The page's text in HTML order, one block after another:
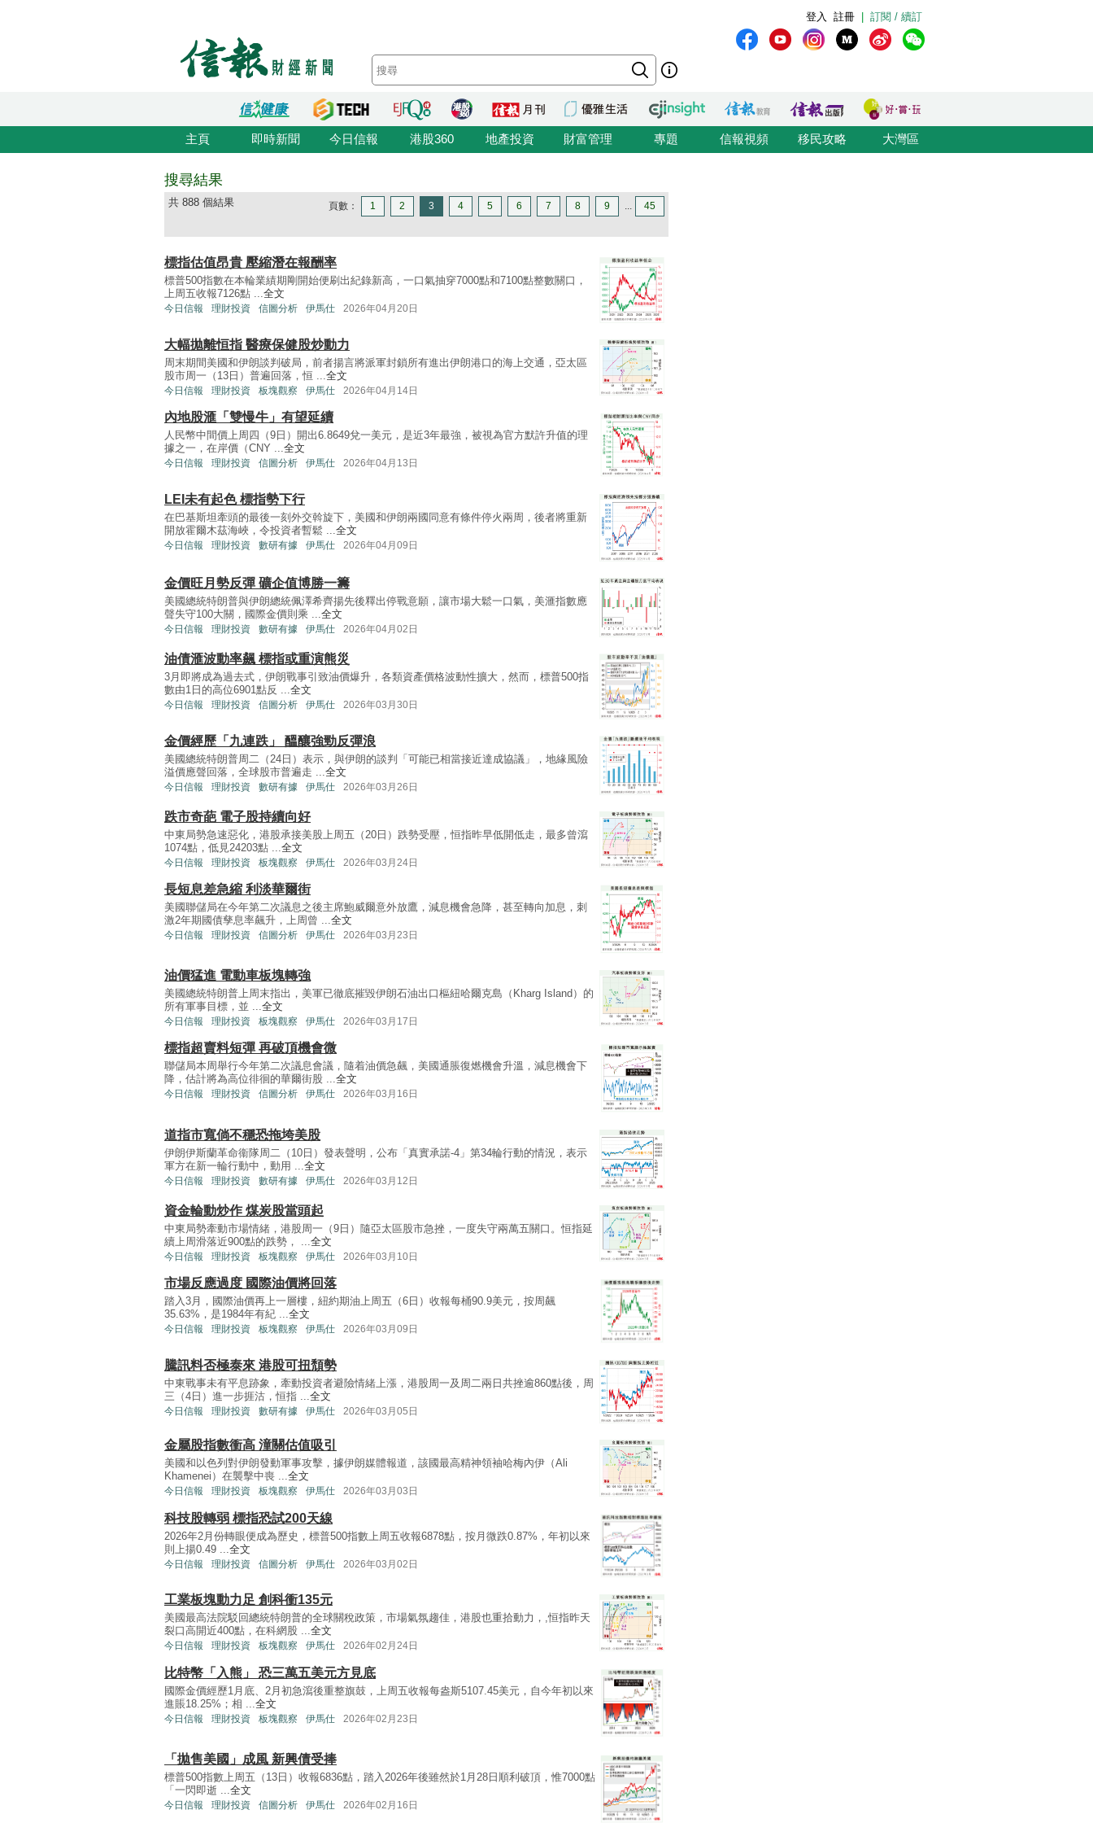
訂閱 / 續訂
註冊
登入
主頁 即時新聞 今日信報 港股360 地產投資 財富管理 專題 信報視頻 移民攻略 大灣區
搜尋結果
共 888 個結果 頁數： 1 2 3 4 5 6 7 8 9 ... 45
標指估值昂貴 壓縮潛在報酬率
標普500指數在本輪業績期剛開始便刷出紀錄新高，一口氣抽穿7000點和7100點整數關口，
上周五收報7126點 ...全文
今日信報 理財投資 信圖分析 伊馬仕 2026年04月20日
大幅拋離恒指 醫療保健股炒動力
周末期間美國和伊朗談判破局，前者揚言將派軍封鎖所有進出伊朗港口的海上交通，亞太區
股市周一（13日）普遍回落，恒 ... 全文
今日信報 理財投資 板塊觀察 伊馬仕 2026年04月14日
內地股滙「雙慢牛」有望延續
人民幣中間價上周四（9日）開出6.8649兌一美元，是近3年最強，被視為官方默許升值的理
據之一，在岸價（CNY ...全文
今日信報 理財投資 信圖分析 伊馬仕 2026年04月13日
LEI未有起色 標指勢下行
在巴基斯坦牽頭的最後一刻外交斡旋下，美國和伊朗兩國同意有條件停火兩周，後者將重新
開放霍爾木茲海峽，令投資者暫鬆 ... 全文
今日信報 理財投資 數研有據 伊馬仕 2026年04月09日
金價旺月勢反彈 礦企值博勝一籌
美國總統特朗普與伊朗總統佩澤希齊揚先後釋出停戰意願，讓市場大鬆一口氣，美滙指數應
聲失守100大關，國際金價則乘 ...全文
今日信報 理財投資 數研有據 伊馬仕 2026年04月02日
油債滙波動率飆 標指或重演熊災
3月即將成為過去式，伊朗戰事引致油價爆升，各類資產價格波動性擴大，然而，標普500指
數由1日的高位6901點反 ... 全文
今日信報 理財投資 信圖分析 伊馬仕 2026年03月30日
金價經歷「九連跌」 醞釀強勁反彈浪
美國總統特朗普周二（24日）表示，與伊朗的談判「可能已相當接近達成協議」，地緣風險
溢價應聲回落，全球股市普遍走 ... 全文
今日信報 理財投資 數研有據 伊馬仕 2026年03月26日
跌市奇葩 電子股持續向好
中東局勢急速惡化，港股承接美股上周五（20日）跌勢受壓，恒指昨早低開低走，最多曾瀉
1074點，低見24203點 ... 全文
今日信報 理財投資 板塊觀察 伊馬仕 2026年03月24日
長短息差急縮 利淡華爾街
美國聯儲局在今年第二次議息之後主席鮑威爾意外放鷹，減息機會急降，甚至轉向加息，刺
激2年期國債孳息率飆升，上周曾 ...全文
今日信報 理財投資 信圖分析 伊馬仕 2026年03月23日
油價猛進 電動車板塊轉強
美國總統特朗普上周末指出，美軍已徹底摧毀伊朗石油出口樞紐哈爾克島（Kharg Island）的
所有軍事目標，並 ...全文
今日信報 理財投資 板塊觀察 伊馬仕 2026年03月17日
標指超賣料短彈 再破頂機會微
聯儲局本周舉行今年第二次議息會議，隨着油價急飆，美國通脹復燃機會升溫，減息機會下
降，估計將為高位徘徊的華爾街股 ...全文
今日信報 理財投資 信圖分析 伊馬仕 2026年03月16日
道指市寬倘不穩恐拖垮美股
伊朗伊斯蘭革命衞隊周二（10日）發表聲明，公布「真實承諾-4」第34輪行動的情況，表示
軍方在新一輪行動中，動用 ...全文
今日信報 理財投資 數研有據 伊馬仕 2026年03月12日
資金輪動炒作 煤炭股當頭起
中東局勢牽動市場情緒，港股周一（9日）隨亞太區股市急挫，一度失守兩萬五關口。恒指延
續上周滑落近900點的跌勢， ...全文
今日信報 理財投資 板塊觀察 伊馬仕 2026年03月10日
市場反應過度 國際油價將回落
踏入3月，國際油價再上一層樓，紐約期油上周五（6日）收報每桶90.9美元，按周飆
35.63%，是1984年有紀 ...全文
今日信報 理財投資 板塊觀察 伊馬仕 2026年03月09日
騰訊料否極泰來 港股可扭頹勢
中東戰事未有平息跡象，牽動投資者避險情緒上漲，港股周一及周二兩日共挫逾860點後，周
三（4日）進一步捱沽，恒指 ...全文
今日信報 理財投資 數研有據 伊馬仕 2026年03月05日
金屬股指數衝高 潼關估值吸引
美國和以色列對伊朗發動軍事攻擊，據伊朗媒體報道，該國最高精神領袖哈梅內伊（Ali
Khamenei）在襲擊中喪 ...全文
今日信報 理財投資 板塊觀察 伊馬仕 2026年03月03日
科技股轉弱 標指恐試200天線
2026年2月份轉眼便成為歷史，標普500指數上周五收報6878點，按月微跌0.87%，年初以來
則上揚0.49 ... 全文
今日信報 理財投資 信圖分析 伊馬仕 2026年03月02日
工業板塊動力足 創科衝135元
美國最高法院駁回總統特朗普的全球關稅政策，市場氣氛趨佳，港股也重拾動力，,恒指昨天
裂口高開近400點，在科網股 ...全文
今日信報 理財投資 板塊觀察 伊馬仕 2026年02月24日
比特幣「入熊」 恐三萬五美元方見底
國際金價經歷1月底、2月初急瀉後重整旗鼓，上周五收報每盎斯5107.45美元，自今年初以來
進賬18.25%；相 ... 全文
今日信報 理財投資 板塊觀察 伊馬仕 2026年02月23日
「拋售美國」成風 新興債受捧
標普500指數上周五（13日）收報6836點，踏入2026年後雖然於1月28日順利破頂，惟7000點
「一閃即逝 ... 全文
今日信報 理財投資 信圖分析 伊馬仕 2026年02月16日